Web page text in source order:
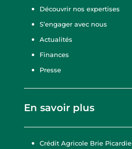
Découvrir nos expertises
S’engager avec nous
Actualités
Finances
Presse
En savoir plus
Crédit Agricole Brie Picardie